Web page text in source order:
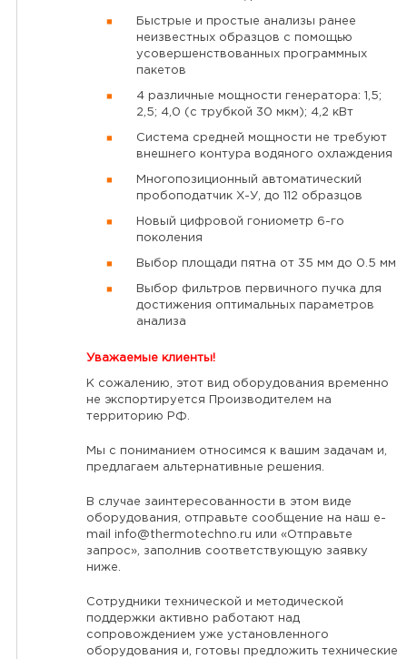
Быстрые и простые анализы ранее
неизвестных образцов с помощью
усовершенствованных программных
пакетов
4 различные мощности генератора: 1,5;
2,5; 4,0 (с трубкой 30 мкм); 4,2 кВт
Система средней мощности не требуют
внешнего контура водяного охлаждения
Многопозиционный автоматический
пробоподатчик Х-У, до 112 образцов
Новый цифровой гониометр 6-го
поколения
Выбор площади пятна от 35 мм до 0.5 мм
Выбор фильтров первичного пучка для
достижения оптимальных параметров
анализа
Уважаемые клиенты!
К сожалению, этот вид оборудования временно
не экспортируется Производителем на
территорию РФ.
Мы с пониманием относимся к вашим задачам и,
предлагаем альтернативные решения.
В случае заинтересованности в этом виде
оборудования, отправьте сообщение на наш e-
mail info@thermotechno.ru или «Отправьте
запрос», заполнив соответствующую заявку
ниже.
Сотрудники технической и методической
поддержки активно работают над
сопровождением уже установленного
оборудования и, готовы предложить технические